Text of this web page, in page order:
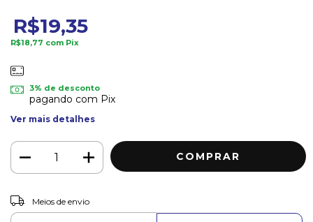
R$19,35
R$18,77 com Pix
3% de desconto
pagando com Pix
Ver mais detalhes
Entregas para o CEP:
Meios de envio